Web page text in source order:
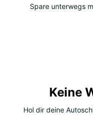
Spare unterwegs
Keine
Hol dir deine